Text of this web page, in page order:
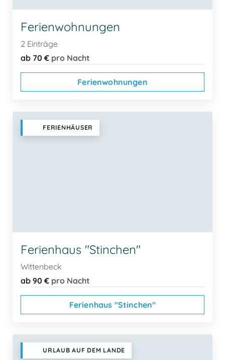
Ferienwohnungen
2 Einträge
ab 70 € pro Nacht
Ferienwohnungen
FERIENHÄUSER
Ferienhaus "Stinchen"
Wittenbeck
ab 90 € pro Nacht
Ferienhaus "Stinchen"
URLAUB AUF DEM LANDE